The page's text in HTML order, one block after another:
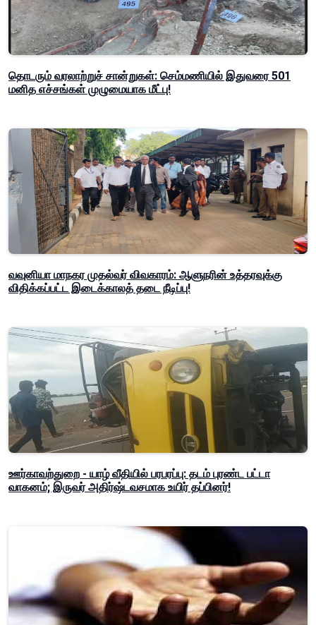
தொடரும் வரலாற்றுச் சான்றுகள்: செம்மணியில் இதுவரை 501
மனித எச்சங்கள் முழுமையாக மீட்பு!
வவுனியா மாநகர முதல்வர் விவகாரம்: ஆளுநரின் உத்தரவுக்கு
விதிக்கப்பட்ட இடைக்காலத் தடை நீடிப்பு!
ஊர்காவற்துறை - யாழ் வீதியில் பரபரப்பு: தடம் புரண்ட பட்டா
வாகனம்; இருவர் அதிர்ஷ்டவசமாக உயிர் தப்பினர்!